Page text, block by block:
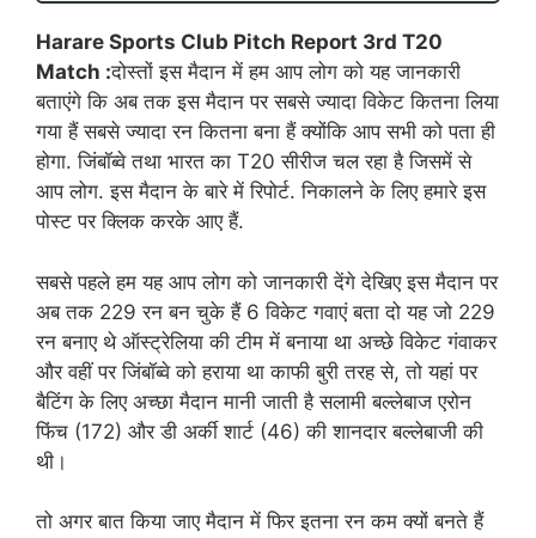
Harare Sports Club Pitch Report 3rd T20
Match :दोस्तों इस मैदान में हम आप लोग को यह जानकारी
बताएंगे कि अब तक इस मैदान पर सबसे ज्यादा विकेट कितना लिया
गया हैं सबसे ज्यादा रन कितना बना हैं क्योंकि आप सभी को पता ही
होगा. जिंबॉब्वे तथा भारत का T20 सीरीज चल रहा है जिसमें से
आप लोग. इस मैदान के बारे में रिपोर्ट. निकालने के लिए हमारे इस
पोस्ट पर क्लिक करके आए हैं.
सबसे पहले हम यह आप लोग को जानकारी देंगे देखिए इस मैदान पर
अब तक 229 रन बन चुके हैं 6 विकेट गवाएं बता दो यह जो 229
रन बनाए थे ऑस्ट्रेलिया की टीम में बनाया था अच्छे विकेट गंवाकर
और वहीं पर जिंबॉब्वे को हराया था काफी बुरी तरह से, तो यहां पर
बैटिंग के लिए अच्छा मैदान मानी जाती है सलामी बल्लेबाज एरोन
फिंच (172) और डी अर्की शार्ट (46) की शानदार बल्लेबाजी की
थी।
तो अगर बात किया जाए मैदान में फिर इतना रन कम क्यों बनते हैं